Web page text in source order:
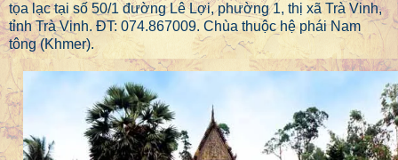
tọa lạc tại số 50/1 đường Lê Lợi, phường 1, thị xã Trà Vinh,
tỉnh Trà Vinh. ĐT: 074.867009. Chùa thuộc hệ phái Nam
tông (Khmer).